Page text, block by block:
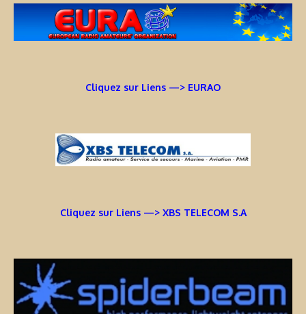
Cliquez sur Liens —> EURAO
Cliquez sur Liens —> XBS TELECOM S.A